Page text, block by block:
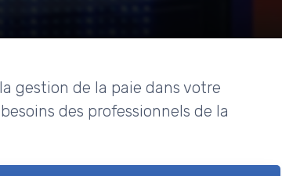
gestion de la paie dans votre
des professionnels de la